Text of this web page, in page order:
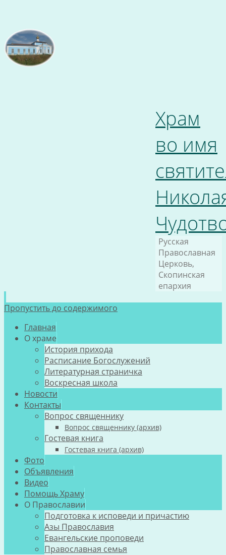
Храм
во имя
Русская
Православная
Церковь,
Скопинская
епархия
Пропустить до содержимого
Главная
О храме
История прихода
Расписание Богослужений
Литературная страничка
Воскресная школа
Новости
Контакты
Вопрос священнику
Вопрос священнику (архив)
Гостевая книга
Гостевая книга (архив)
Фото
Объявления
Видео
Помощь Храму
О Православии
Подготовка к исповеди и причастию
Азы Православия
Евангельские проповеди
Православная семья